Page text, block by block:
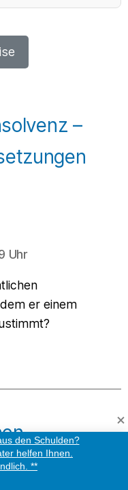
–
Uhr
er einem
den Schulden?
helfen Ihnen.
**